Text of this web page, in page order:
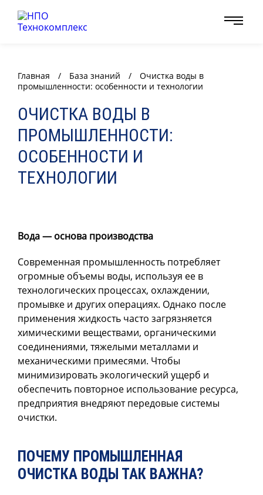
Главная / База знаний /
Очистка воды в
промышленности: особенности и технологии
ОЧИСТКА ВОДЫ В
ПРОМЫШЛЕННОСТИ:
ОСОБЕННОСТИ И
ТЕХНОЛОГИИ
Вода — основа производства
Современная промышленность потребляет
огромные объемы воды, используя ее в
технологических процессах, охлаждении,
промывке и других операциях. Однако после
применения жидкость часто загрязняется
химическими веществами, органическими
соединениями, тяжелыми металлами и
механическими примесями. Чтобы
минимизировать экологический ущерб и
обеспечить повторное использование ресурса,
предприятия внедряют передовые системы
очистки.
ПОЧЕМУ ПРОМЫШЛЕННАЯ
ОЧИСТКА ВОДЫ ТАК ВАЖНА?